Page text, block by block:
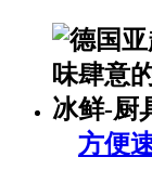
方便